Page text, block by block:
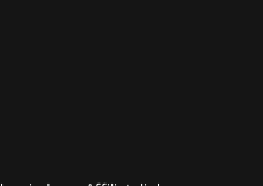
mit zwei 3,5mm